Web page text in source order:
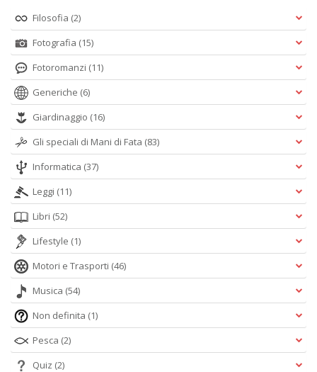
Filosofia (2)
Fotografia (15)
Fotoromanzi (11)
Generiche (6)
Giardinaggio (16)
Gli speciali di Mani di Fata (83)
Informatica (37)
Leggi (11)
Libri (52)
Lifestyle (1)
Motori e Trasporti (46)
Musica (54)
Non definita (1)
Pesca (2)
Quiz (2)